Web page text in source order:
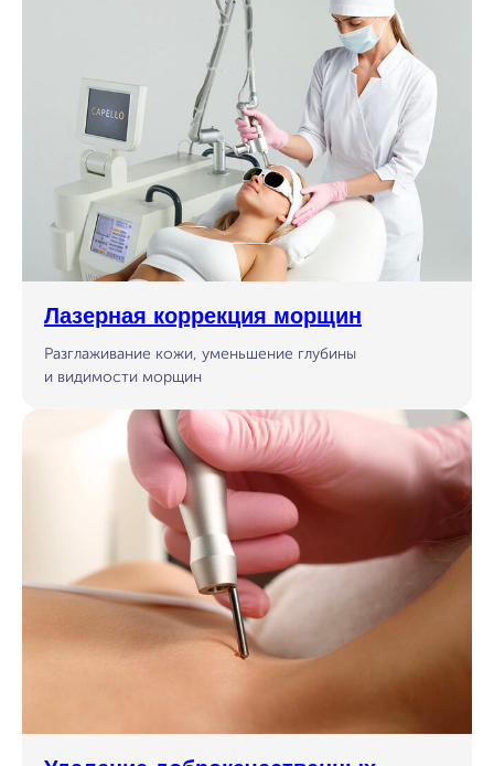
Лазерная коррекция морщин
Разглаживание кожи, уменьшение глубины
и видимости морщин